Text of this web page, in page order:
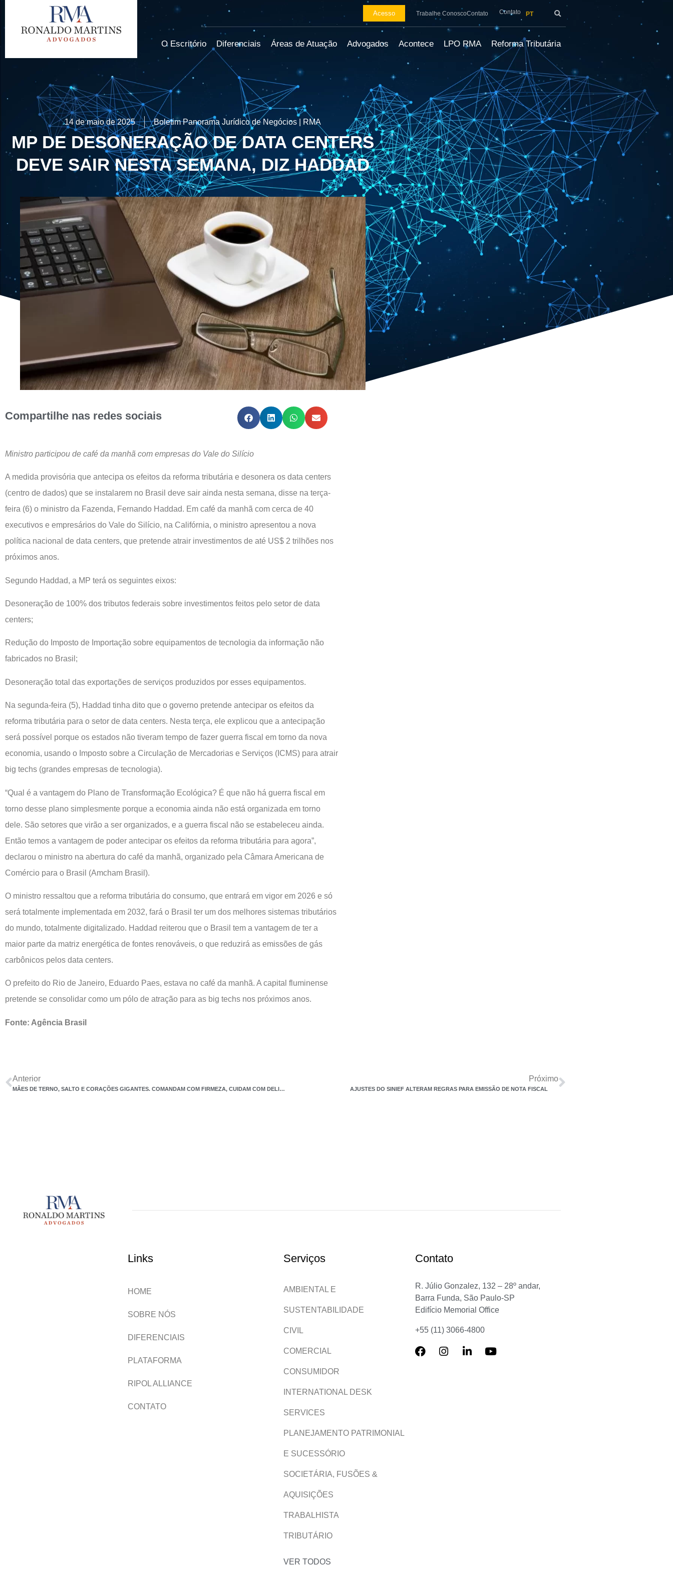
Acesso Trabalhe ConoscoContato Contato PT
O Escritório Diferenciais Áreas de Atuação Advogados Acontece LPO RMA Reforma Tributária
14 de maio de 2025 Boletim Panorama Jurídico de Negócios | RMA
MP DE DESONERAÇÃO DE DATA CENTERS
DEVE SAIR NESTA SEMANA, DIZ HADDAD
Compartilhe nas redes sociais
Ministro participou de café da manhã com empresas do Vale do Silício
A medida provisória que antecipa os efeitos da reforma tributária e desonera os data centers
(centro de dados) que se instalarem no Brasil deve sair ainda nesta semana, disse na terça-
feira (6) o ministro da Fazenda, Fernando Haddad. Em café da manhã com cerca de 40
executivos e empresários do Vale do Silício, na Califórnia, o ministro apresentou a nova
política nacional de data centers, que pretende atrair investimentos de até US$ 2 trilhões nos
próximos anos.
Segundo Haddad, a MP terá os seguintes eixos:
Desoneração de 100% dos tributos federais sobre investimentos feitos pelo setor de data
centers;
Redução do Imposto de Importação sobre equipamentos de tecnologia da informação não
fabricados no Brasil;
Desoneração total das exportações de serviços produzidos por esses equipamentos.
Na segunda-feira (5), Haddad tinha dito que o governo pretende antecipar os efeitos da
reforma tributária para o setor de data centers. Nesta terça, ele explicou que a antecipação
será possível porque os estados não tiveram tempo de fazer guerra fiscal em torno da nova
economia, usando o Imposto sobre a Circulação de Mercadorias e Serviços (ICMS) para atrair
big techs (grandes empresas de tecnologia).
“Qual é a vantagem do Plano de Transformação Ecológica? É que não há guerra fiscal em
torno desse plano simplesmente porque a economia ainda não está organizada em torno
dele. São setores que virão a ser organizados, e a guerra fiscal não se estabeleceu ainda.
Então temos a vantagem de poder antecipar os efeitos da reforma tributária para agora”,
declarou o ministro na abertura do café da manhã, organizado pela Câmara Americana de
Comércio para o Brasil (Amcham Brasil).
O ministro ressaltou que a reforma tributária do consumo, que entrará em vigor em 2026 e só
será totalmente implementada em 2032, fará o Brasil ter um dos melhores sistemas tributários
do mundo, totalmente digitalizado. Haddad reiterou que o Brasil tem a vantagem de ter a
maior parte da matriz energética de fontes renováveis, o que reduzirá as emissões de gás
carbônicos pelos data centers.
O prefeito do Rio de Janeiro, Eduardo Paes, estava no café da manhã. A capital fluminense
pretende se consolidar como um pólo de atração para as big techs nos próximos anos.
Fonte: Agência Brasil
Anterior
MÃES DE TERNO, SALTO E CORAÇÕES GIGANTES. COMANDAM COM FIRMEZA, CUIDAM COM DELICADEZA. FELIZ DIA DAS MÃES.
Próximo
AJUSTES DO SINIEF ALTERAM REGRAS PARA EMISSÃO DE NOTA FISCAL
Links
HOME
SOBRE NÓS
DIFERENCIAIS
PLATAFORMA
RIPOL ALLIANCE
CONTATO
Serviços
AMBIENTAL E
SUSTENTABILIDADE
CIVIL
COMERCIAL
CONSUMIDOR
INTERNATIONAL DESK
SERVICES
PLANEJAMENTO PATRIMONIAL
E SUCESSÓRIO
SOCIETÁRIA, FUSÕES &
AQUISIÇÕES
TRABALHISTA
TRIBUTÁRIO
VER TODOS
Contato
R. Júlio Gonzalez, 132 – 28º andar,
Barra Funda, São Paulo-SP
Edifício Memorial Office
+55 (11) 3066-4800